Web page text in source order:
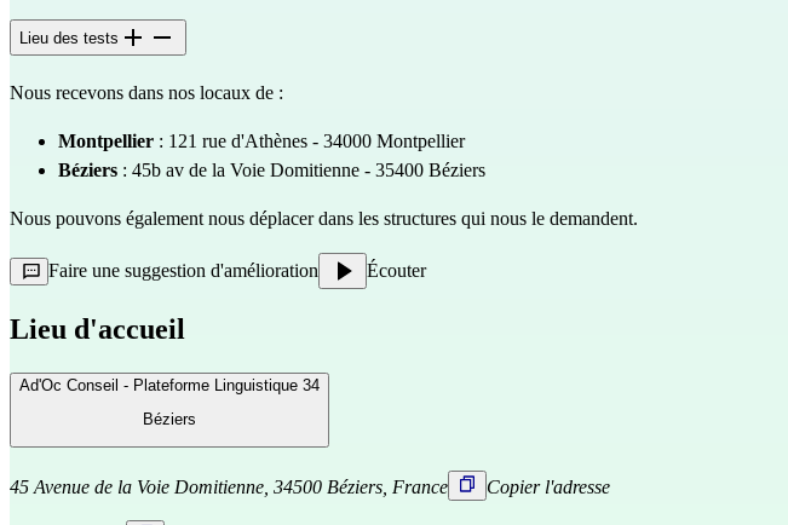
Lieu des tests
Nous recevons dans nos locaux de :
Montpellier : 121 rue d'Athènes - 34000 Montpellier
Béziers : 45b av de la Voie Domitienne - 35400 Béziers
Nous pouvons également nous déplacer dans les structures qui nous le demandent.
Faire une suggestion d'amélioration Écouter
Lieu d'accueil
Ad'Oc Conseil - Plateforme Linguistique 34
Béziers
45 Avenue de la Voie Domitienne, 34500 Béziers, France Copier l'adresse